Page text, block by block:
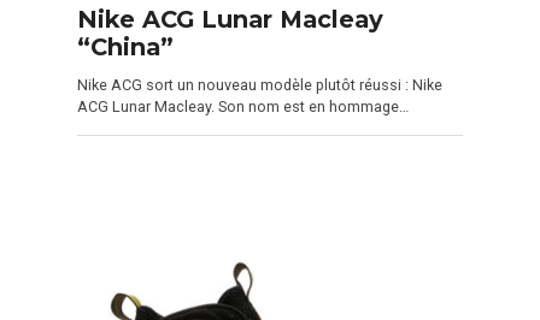
Nike ACG Lunar Macleay
“China”
Nike ACG sort un nouveau modèle plutôt réussi : Nike
ACG Lunar Macleay. Son nom est en hommage…